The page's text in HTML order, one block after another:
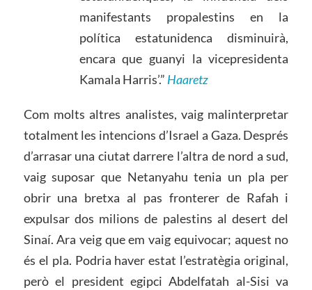
manifestants propalestins en la
política estatunidenca disminuirà,
encara que guanyi la vicepresidenta
Kamala Harris’.” Haaretz
Com molts altres analistes, vaig malinterpretar
totalment les intencions d’Israel a Gaza. Després
d’arrasar una ciutat darrere l’altra de nord a sud,
vaig suposar que Netanyahu tenia un pla per
obrir una bretxa al pas fronterer de Rafah i
expulsar dos milions de palestins al desert del
Sinaí. Ara veig que em vaig equivocar; aquest no
és el pla. Podria haver estat l’estratègia original,
però el president egipci Abdelfatah al-Sisi va